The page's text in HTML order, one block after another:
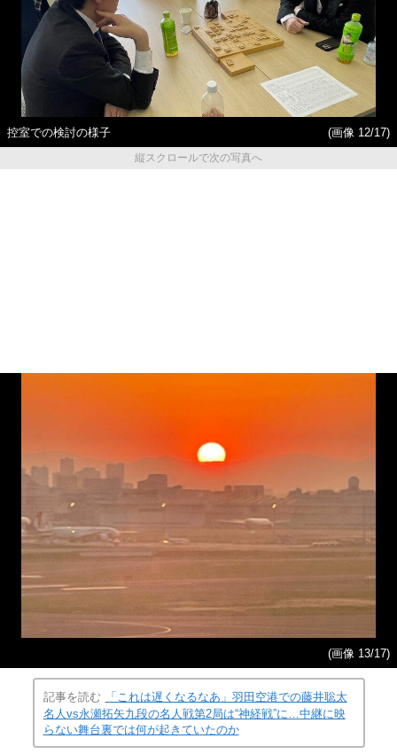
控室での検討の様子
(画像 12/17)
縦スクロールで次の写真へ
(画像 13/17)
記事を読む
「これは遅くなるなあ」羽田空港での藤井聡太
名人vs永瀬拓矢九段の名人戦第2局は“神経戦”に…中継に映
らない舞台裏では何が起きていたのか